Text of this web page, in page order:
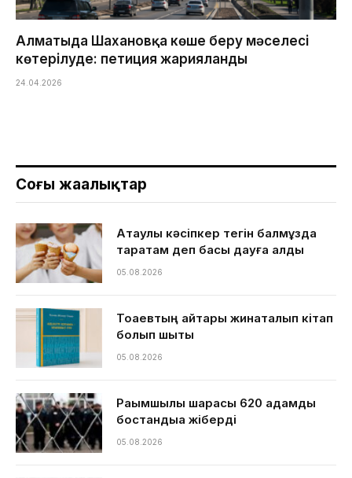
Алматыда Шахановқа көше беру мәселесі
көтерілуде: петиция жарияланды
24.04.2026
Соңғы жаңалықтар
Ақтаулық кәсіпкер тегін балмұздақ
таратам деп басы дауға қалды
05.08.2026
Тоқаевтың айтқары жинақталып кітап
болып шықты
05.08.2026
Рақымшылық шарасы 620 адамды
бостандыққа жіберді
05.08.2026